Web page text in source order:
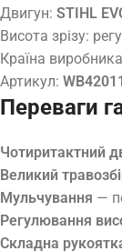
Двигун: STIHL
Висота зрізу:
Країна
Артикул:
Переваги
Чотиритактний
Великий
Мульчування —
Регулювання
Складна